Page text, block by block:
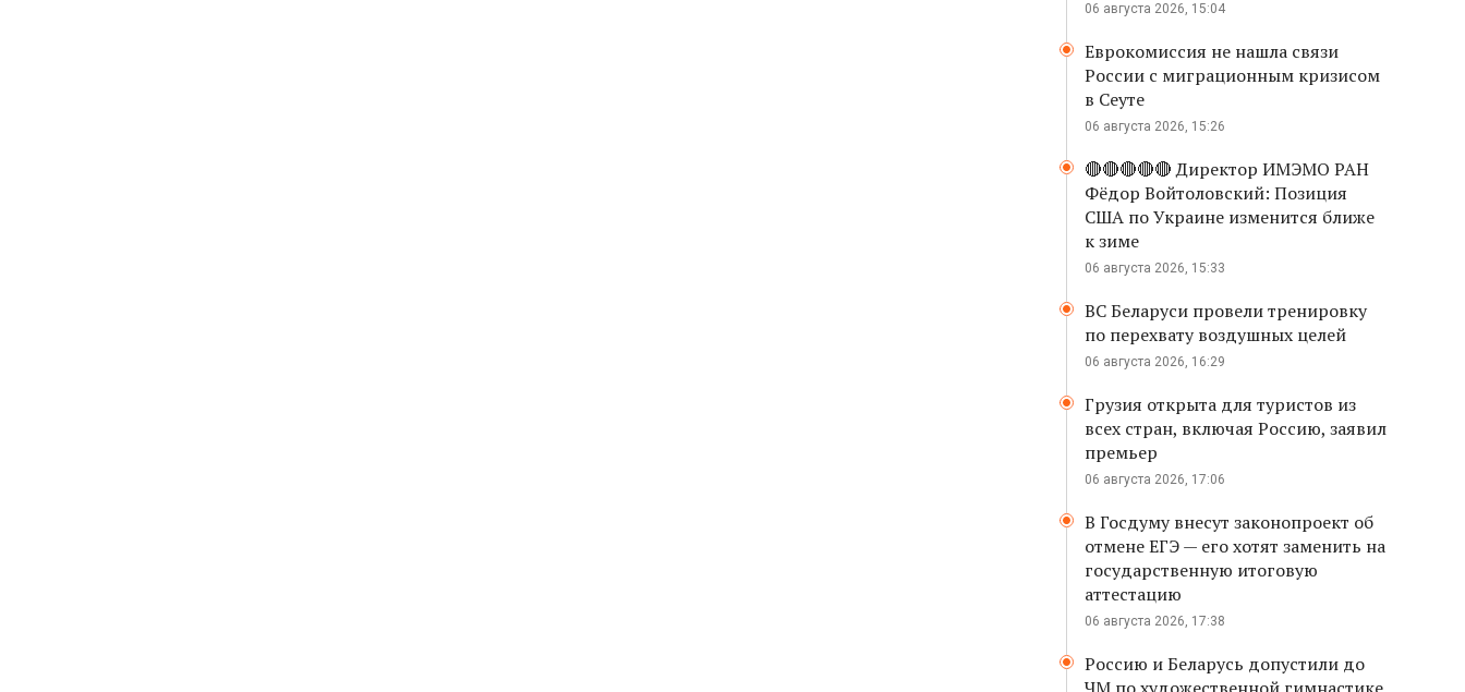
06 августа 2026, 15:04
Еврокомиссия не нашла связи
России с миграционным кризисом
в Сеуте
06 августа 2026, 15:26
🔴🔴🔴🔴🔴 Директор ИМЭМО РАН
Фёдор Войтоловский: Позиция
США по Украине изменится ближе
к зиме
06 августа 2026, 15:33
ВС Беларуси провели тренировку
по перехвату воздушных целей
06 августа 2026, 16:29
Грузия открыта для туристов из
всех стран, включая Россию, заявил
премьер
06 августа 2026, 17:06
В Госдуму внесут законопроект об
отмене ЕГЭ — его хотят заменить на
государственную итоговую
аттестацию
06 августа 2026, 17:38
Россию и Беларусь допустили до